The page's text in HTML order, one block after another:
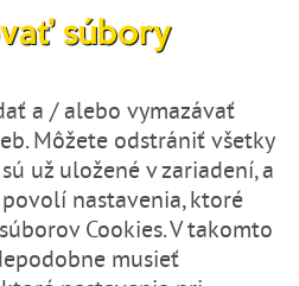
súbory
a / alebo vymazávať
Môžete odstrániť všetky
už uložené v zariadení, a
nastavenia, ktoré
Cookies. V takomto
musieť